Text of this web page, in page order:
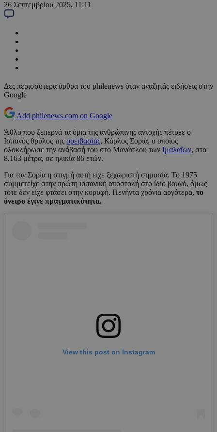
26 Σεπτεμβρίου 2025, 11:11
Δες περισσότερα άρθρα του philenews όταν αναζητάς ειδήσεις στην
Google
Add philenews.com on Google
Άθλο που ξεπερνά τα όρια της ανθρώπινης αντοχής πέτυχε ο
Ισπανός θρύλος της ορειβασίας, Κάρλος Σορία, ο οποίος
ολοκλήρωσε την ανάβασή του στο Μανάσλου των Ιμαλαΐων, στα
8.163 μέτρα, σε ηλικία 86 ετών.
Για τον Σορία η στιγμή αυτή είχε ξεχωριστή σημασία. Το 1975
συμμετείχε στην πρώτη ισπανική αποστολή στο ίδιο βουνό, όμως
τότε δεν είχε φτάσει στην κορυφή. Πενήντα χρόνια αργότερα, το
όνειρο έγινε πραγματικότητα.
View this post on Instagram